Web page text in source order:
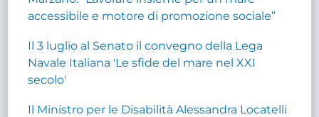
accessibile e motore di promozione sociale”
Il 3 luglio al Senato il convegno della Lega
Navale Italiana 'Le sfide del mare nel XXI
secolo'
Il Ministro per le Disabilità Alessandra Locatelli